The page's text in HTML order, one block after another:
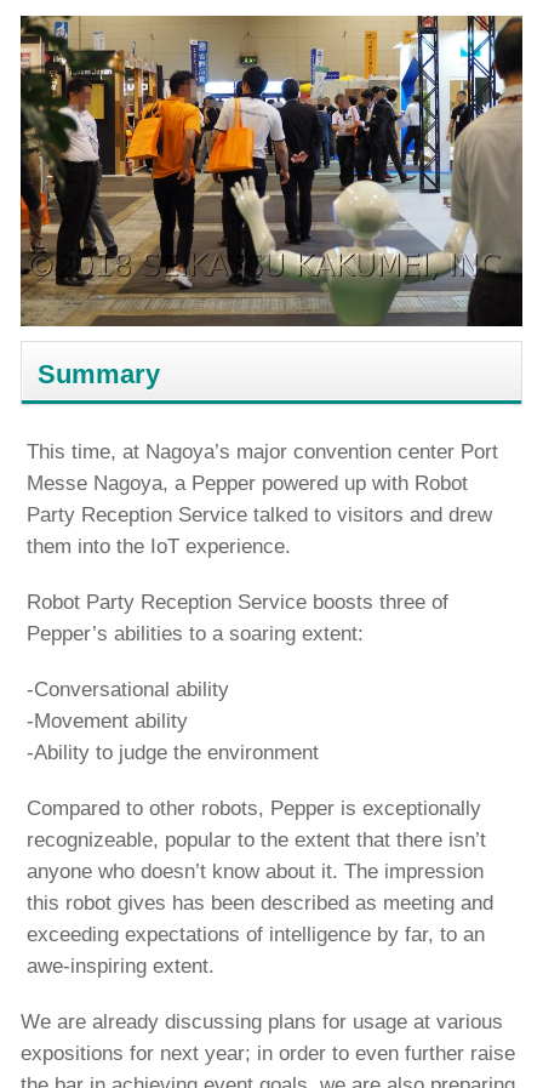
Summary
This time, at Nagoya’s major convention center Port
Messe Nagoya, a Pepper powered up with Robot
Party Reception Service talked to visitors and drew
them into the IoT experience.
Robot Party Reception Service boosts three of
Pepper’s abilities to a soaring extent:
-Conversational ability
-Movement ability
-Ability to judge the environment
Compared to other robots, Pepper is exceptionally
recognizeable, popular to the extent that there isn’t
anyone who doesn’t know about it. The impression
this robot gives has been described as meeting and
exceeding expectations of intelligence by far, to an
awe-inspiring extent.
We are already discussing plans for usage at various
expositions for next year; in order to even further raise